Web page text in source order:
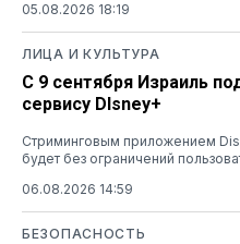
05.08.2026 18:19
ЛИЦА И КУЛЬТУРА
С 9 сентября Израиль
сервису DIsney+
Стриминговым приложением
будет без ограничений
06.08.2026 14:59
БЕЗОПАСНОСТЬ